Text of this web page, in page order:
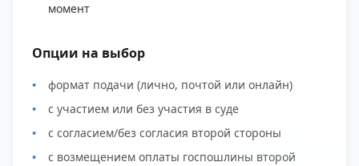
момент
Опции на выбор
формат подачи (лично, почтой или онлайн)
с участием или без участия в суде
с согласием/без согласия второй стороны
с возмещением оплаты госпошлины второй